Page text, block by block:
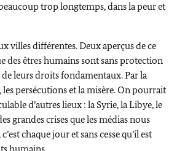
trop longtemps, dans la peur et
villes différentes. Deux aperçus de ce
des êtres humains sont sans protection
leurs droits fondamentaux. Par la
les persécutions et la misère. On pourrait
d’autres lieux : la Syrie, la Libye, le
grandes crises que les médias nous
chaque jour et sans cesse qu’il est